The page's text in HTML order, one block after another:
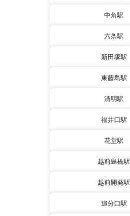
中角駅
六条駅
新田塚駅
東藤島駅
清明駅
福井口駅
花堂駅
越前島橋駅
越前開発駅
追分口駅